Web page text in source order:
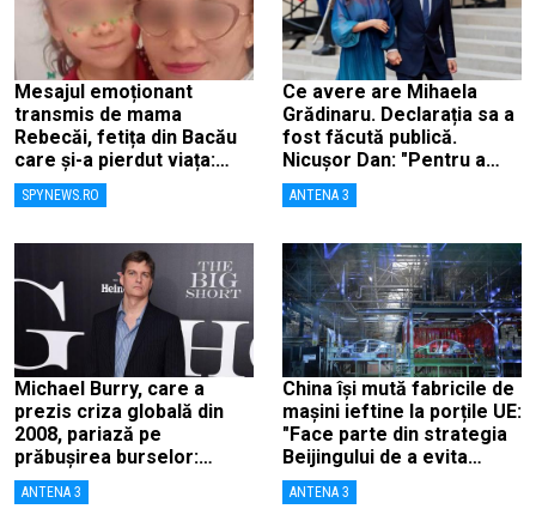
Mesajul emoționant
transmis de mama
Rebecăi, fetița din Bacău
care și-a pierdut viața:
„Îngerașul meu…”
SPYNEWS.RO
Ce avere are Mihaela
Grădinaru. Declarația sa a
fost făcută publică.
Nicușor Dan: "Pentru a
înlătura orice speculații"
ANTENA 3
Michael Burry, care a
prezis criza globală din
2008, pariază pe
prăbușirea burselor:
„Suntem aproape de o
cădere ca în 1987”
ANTENA 3
China își mută fabricile de
mașini ieftine la porțile UE:
"Face parte din strategia
Beijingului de a evita
taxele"
ANTENA 3